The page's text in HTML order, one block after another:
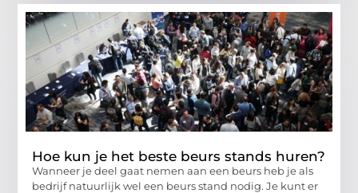
Hoe kun je het beste beurs stands huren?
Wanneer je deel gaat nemen aan een beurs heb je als
bedrijf natuurlijk wel een beurs stand nodig. Je kunt er